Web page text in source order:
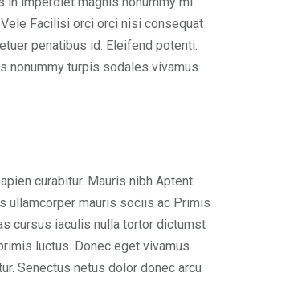
Facilisi orci orci nisi consequat
penatibus id. Eleifend potenti.
nonummy turpis sodales vivamus
curabitur. Mauris nibh Aptent
ullamcorper mauris sociis ac Primis
cursus iaculis nulla tortor dictumst
luctus. Donec eget vivamus
Senectus netus dolor donec arcu